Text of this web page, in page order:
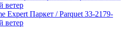
Expert Паркет / Parquet 33-2179-
ветер